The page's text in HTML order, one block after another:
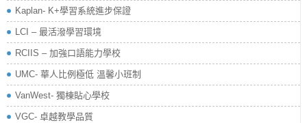
Kaplan- K+學習系統進步保證
LCI – 最活潑學習環境
RCIIS – 加強口語能力學校
UMC- 華人比例極低 溫馨小班制
VanWest- 獨棟貼心學校
VGC- 卓越教學品質